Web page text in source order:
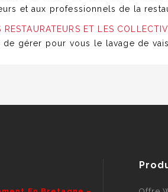
et aux professionnels de la
RESTAURATEURS ET LES
de gérer pour vous le lavage de